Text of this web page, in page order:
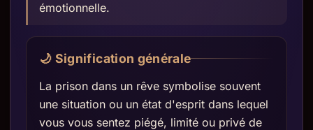
émotionnelle.
🌙 Signification générale
La prison dans un rêve symbolise souvent
une situation ou un état d'esprit dans lequel
vous vous sentez piégé, limité ou privé de